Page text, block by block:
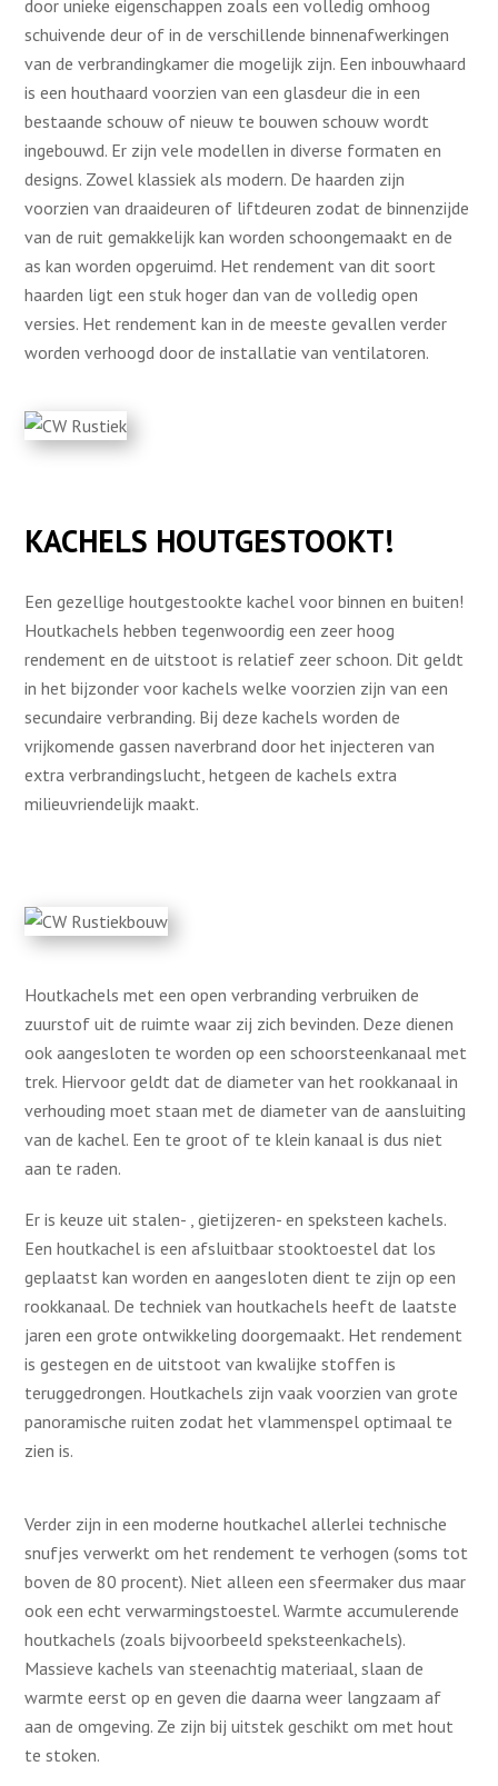
door unieke eigenschappen zoals een volledig omhoog
schuivende deur of in de verschillende binnenafwerkingen
van de verbrandingkamer die mogelijk zijn. Een inbouwhaard
is een houthaard voorzien van een glasdeur die in een
bestaande schouw of nieuw te bouwen schouw wordt
ingebouwd. Er zijn vele modellen in diverse formaten en
designs. Zowel klassiek als modern. De haarden zijn
voorzien van draaideuren of liftdeuren zodat de binnenzijde
van de ruit gemakkelijk kan worden schoongemaakt en de
as kan worden opgeruimd. Het rendement van dit soort
haarden ligt een stuk hoger dan van de volledig open
versies. Het rendement kan in de meeste gevallen verder
worden verhoogd door de installatie van ventilatoren.
KACHELS HOUTGESTOOKT!
Een gezellige houtgestookte kachel voor binnen en buiten!
Houtkachels hebben tegenwoordig een zeer hoog
rendement en de uitstoot is relatief zeer schoon. Dit geldt
in het bijzonder voor kachels welke voorzien zijn van een
secundaire verbranding. Bij deze kachels worden de
vrijkomende gassen naverbrand door het injecteren van
extra verbrandingslucht, hetgeen de kachels extra
milieuvriendelijk maakt.
Houtkachels met een open verbranding verbruiken de
zuurstof uit de ruimte waar zij zich bevinden. Deze dienen
ook aangesloten te worden op een schoorsteenkanaal met
trek. Hiervoor geldt dat de diameter van het rookkanaal in
verhouding moet staan met de diameter van de aansluiting
van de kachel. Een te groot of te klein kanaal is dus niet
aan te raden.
Er is keuze uit stalen- , gietijzeren- en speksteen kachels.
Een houtkachel is een afsluitbaar stooktoestel dat los
geplaatst kan worden en aangesloten dient te zijn op een
rookkanaal. De techniek van houtkachels heeft de laatste
jaren een grote ontwikkeling doorgemaakt. Het rendement
is gestegen en de uitstoot van kwalijke stoffen is
teruggedrongen. Houtkachels zijn vaak voorzien van grote
panoramische ruiten zodat het vlammenspel optimaal te
zien is.
Verder zijn in een moderne houtkachel allerlei technische
snufjes verwerkt om het rendement te verhogen (soms tot
boven de 80 procent). Niet alleen een sfeermaker dus maar
ook een echt verwarmingstoestel. Warmte accumulerende
houtkachels (zoals bijvoorbeeld speksteenkachels).
Massieve kachels van steenachtig materiaal, slaan de
warmte eerst op en geven die daarna weer langzaam af
aan de omgeving. Ze zijn bij uitstek geschikt om met hout
te stoken.